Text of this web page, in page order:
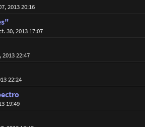
2013 20:16
30, 2013 17:07
22:47
22:24
19:49